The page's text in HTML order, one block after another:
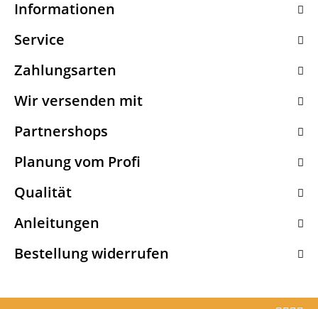
Informationen
Service
Zahlungsarten
Wir versenden mit
Partnershops
Planung vom Profi
Qualität
Anleitungen
Bestellung widerrufen